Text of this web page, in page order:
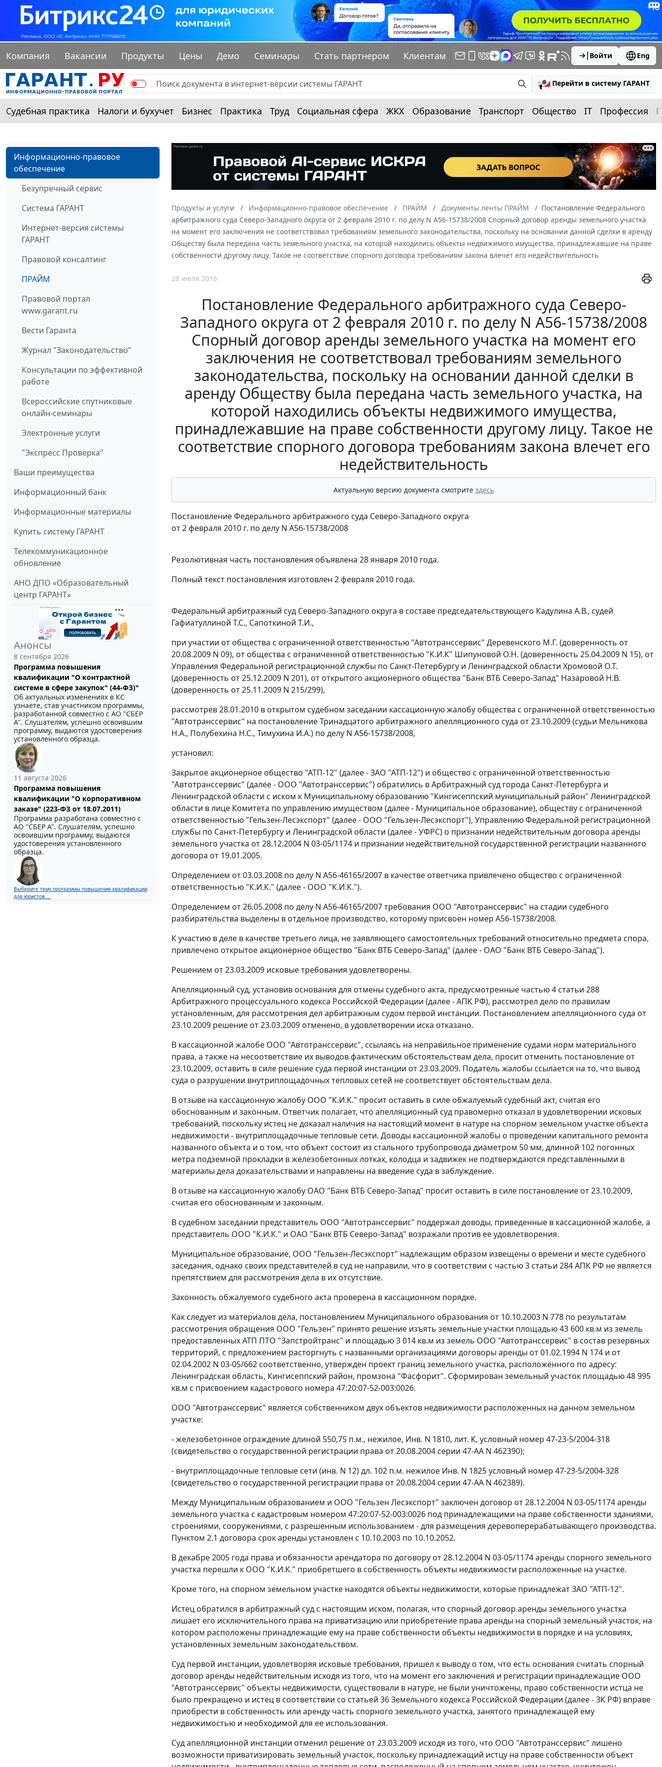
Компания Вакансии Продукты Цены Демо Семинары Стать партнером Клиентам Войти Eng
Перейти в систему ГАРАНТ
Судебная практика Налоги и бухучет Бизнес Практика Труд Социальная сфера ЖКХ Образование Транспорт Общество IT Профессия
Информационно-правовое
обеспечение
Безупречный сервис
Система ГАРАНТ
Интернет-версия системы
ГАРАНТ
Правовой консалтинг
ПРАЙМ
Правовой портал
www.garant.ru
Вести Гаранта
Журнал "Законодательство"
Консультации по эффективной
работе
Всероссийские спутниковые
онлайн-семинары
Электронные услуги
"Экспресс Проверка"
Ваши преимущества
Информационный банк
Информационные материалы
Купить систему ГАРАНТ
Телекоммуникационное
обновление
АНО ДПО «Образовательный
центр ГАРАНТ»
Анонсы
8 сентября 2026
Программа повышения
квалификации "О контрактной
системе в сфере закупок" (44-ФЗ)"
Об актуальных изменениях в КС
узнаете, став участником программы,
разработанной совместно с АО ''СБЕР
А". Слушателям, успешно освоившим
программу, выдаются удостоверения
установленного образца.
11 августа 2026
Программа повышения
квалификации "О корпоративном
заказе" (223-ФЗ от 18.07.2011)
Программа разработана совместно с
АО ''СБЕР А". Слушателям, успешно
освоившим программу, выдаются
удостоверения установленного
образца.
Выберите тему программы повышения квалификации
для юристов ...
Продукты и услуги Информационно-правовое обеспечение ПРАЙМ Документы ленты ПРАЙМ
Постановление Федерального
арбитражного суда Северо-Западного округа от 2 февраля 2010 г. по делу N А56-15738/2008 Спорный договор аренды земельного участка
на момент его заключения не соответствовал требованиям земельного законодательства, поскольку на основании данной сделки в аренду
Обществу была передана часть земельного участка, на которой находились объекты недвижимого имущества, принадлежавшие на праве
собственности другому лицу. Такое не соответствие спорного договора требованиям закона влечет его недействительность
28 июля 2016
Постановление Федерального арбитражного суда Северо-
Западного округа от 2 февраля 2010 г. по делу N А56-15738/2008
Спорный договор аренды земельного участка на момент его
заключения не соответствовал требованиям земельного
законодательства, поскольку на основании данной сделки в
аренду Обществу была передана часть земельного участка, на
которой находились объекты недвижимого имущества,
принадлежавшие на праве собственности другому лицу. Такое не
соответствие спорного договора требованиям закона влечет его
недействительность
Актуальную версию документа смотрите здесь
Постановление Федерального арбитражного суда Северо-Западного округа
от 2 февраля 2010 г. по делу N А56-15738/2008
Резолютивная часть постановления объявлена 28 января 2010 года.
Полный текст постановления изготовлен 2 февраля 2010 года.
Федеральный арбитражный суд Северо-Западного округа в составе председательствующего Кадулина А.В., судей
Гафиатуллиной Т.С., Сапоткиной Т.И.,
при участии от общества с ограниченной ответственностью "Автотранссервис" Деревенского М.Г. (доверенность от
20.08.2009 N 09), от общества с ограниченной ответственностью "К.И.К" Шипуновой О.Н. (доверенность 25.04.2009 N 15), от
Управления Федеральной регистрационной службы по Санкт-Петербургу и Ленинградской области Хромовой О.Т.
(доверенность от 25.12.2009 N 201), от открытого акционерного общества "Банк ВТБ Северо-Запад" Назаровой Н.В.
(доверенность от 25.11.2009 N 215/299),
рассмотрев 28.01.2010 в открытом судебном заседании кассационную жалобу общества с ограниченной ответственностью
"Автотранссервис" на постановлениеТринадцатого арбитражного апелляционного суда от 23.10.2009 (судьи Мельникова
Н.А., Полубехина Н.С., Тимухина И.А.) по делу N А56-15738/2008,
установил:
Закрытое акционерное общество "АТП-12" (далее - ЗАО "АТП-12") и общество с ограниченной ответственностью
"Автотранссервис" (далее - ООО "Автотранссервис") обратились в Арбитражный суд города Санкт-Петербурга и
Ленинградской области с иском к Муниципальному образованию "Кингисеппский муниципальный район" Ленинградской
области в лице Комитета по управлению имуществом (далее - Муниципальное образование), обществу с ограниченной
ответственностью "Гельзен-Лесэкспорт" (далее - ООО "Гельзен-Лесэкспорт"), Управлению Федеральной регистрационной
службы по Санкт-Петербургу и Ленинградской области (далее - УФРС) о признании недействительным договора аренды
земельного участка от 28.12.2004 N 03-05/1174 и признании недействительной государственной регистрации названного
договора от 19.01.2005.
Определением от 03.03.2008 по делу N А56-46165/2007 в качестве ответчика привлечено общество с ограниченной
ответственностью "К.И.К." (далее - ООО "К.И.К.").
Определением от 26.05.2008 по делу N А56-46165/2007 требования ООО "Автотранссервис" на стадии судебного
разбирательства выделены в отдельное производство, которому присвоен номер А56-15738/2008.
К участию в деле в качестве третьего лица, не заявляющего самостоятельных требований относительно предмета спора,
привлечено открытое акционерное общество "Банк ВТБ Северо-Запад" (далее - ОАО "Банк ВТБ Северо-Запад").
Решением от 23.03.2009 исковые требования удовлетворены.
Апелляционный суд, установив основания для отмены судебного акта, предусмотренные частью 4 статьи 288
Арбитражного процессуального кодекса Российской Федерации (далее - АПК РФ), рассмотрел дело по правилам
установленным, для рассмотрения дел арбитражным судом первой инстанции. Постановлением апелляционного суда от
23.10.2009 решение от 23.03.2009 отменено, в удовлетворении иска отказано.
В кассационной жалобе ООО "Автотранссервис", ссылаясь на неправильное применение судами норм материального
права, а также на несоответствие их выводов фактическим обстоятельствам дела, просит отменить постановление от
23.10.2009, оставить в силе решение суда первой инстанции от 23.03.2009. Податель жалобы ссылается на то, что вывод
суда о разрушении внутриплощадочных тепловых сетей не соответствует обстоятельствам дела.
В отзыве на кассационную жалобу ООО "К.И.К." просит оставить в силе обжалуемый судебный акт, считая его
обоснованным и законным. Ответчик полагает, что апелляционный суд правомерно отказал в удовлетворении исковых
требований, поскольку истец не доказал наличия на настоящий момент в натуре на спорном земельном участке объекта
недвижимости - внутриплощадочные тепловые сети. Доводы кассационной жалобы о проведении капитального ремонта
названного объекта и о том, что объект состоит из стального трубопровода диаметром 50 мм, длинной 102 погонных
метра подземной прокладки в железобетонных лотках, колодца и задвижек не подтверждаются представленными в
материалы дела доказательствами и направлены на введение суда в заблуждение.
В отзыве на кассационную жалобу ОАО "Банк ВТБ Северо-Запад" просит оставить в силе постановление от 23.10.2009,
считая его обоснованным и законным.
В судебном заседании представитель ООО "Автотранссервис" поддержал доводы, приведенные в кассационной жалобе, а
представитель ООО "К.И.К." и ОАО "Банк ВТБ Северо-Запад" возражали против ее удовлетворения.
Муниципальное образование, ООО "Гельзен-Лесэкспорт" надлежащим образом извещены о времени и месте судебного
заседания, однако своих представителей в суд не направили, что в соответствии с частью 3 статьи 284АПК РФ не является
препятствием для рассмотрения дела в их отсутствие.
Законность обжалуемого судебного акта проверена в кассационном порядке.
Как следует из материалов дела, постановлением Муниципального образования от 10.10.2003 N 778 по результатам
рассмотрения обращения ООО "Гельзен" принято решение изъять земельные участки площадью 43 600 кв.м из земель
предоставленных АТП ПТО "Запстройтранс" и площадью 3 014 кв.м из земель ООО "Автотранссервис" в состав резервных
территорий, с предложением расторгнуть с названными организациями договоры аренды от 01.02.1994 N 174 и от
02.04.2002 N 03-05/662 соответственно, утвержден проект границ земельного участка, расположенного по адресу:
Ленинградская область, Кингисеппский район, промзона "Фасфорит". Сформирован земельный участок площадью 48 995
кв.м с присвоением кадастрового номера 47:20:07-52-003:0026.
ООО "Автотранссервис" является собственником двух объектов недвижимости расположенных на данном земельном
участке:
- железобетонное ограждение длиной 550,75 п.м., нежилое, Инв. N 1810, лит. К, условный номер 47-23-5/2004-318
(свидетельство о государственной регистрации права от 20.08.2004 серии 47-АА N 462390);
- внутриплощадочные тепловые сети (инв. N 12) дл. 102 п.м. нежилое Инв. N 1825 условный номер 47-23-5/2004-328
(свидетельство о государственной регистрации права от 20.08.2004 серии 47-АА N 462389).
Между Муниципальным образованием и ООО "Гельзен Лесэкспорт" заключен договор от 28.12.2004 N 03-05/1174 аренды
земельного участка с кадастровым номером 47:20:07-52-003:0026 под принадлежащими на праве собственности зданиями,
строениями, сооружениями, с разрешенным использованием - для размещения деревоперерабатывающего производства.
Пунктом 2.1 договора срок аренды установлен с 10.10.2003 по 10.10.2052.
В декабре 2005 года права и обязанности арендатора по договору от 28.12.2004 N 03-05/1174 аренды спорного земельного
участка перешли к ООО "К.И.К." приобретшего в собственность объекты недвижимости расположенные на участке.
Кроме того, на спорном земельном участке находятся объекты недвижимости, которые принадлежат ЗАО "АТП-12".
Истец обратился в арбитражный суд с настоящим иском, полагая, что спорный договор аренды земельного участка
лишает его исключительного права на приватизацию или приобретение права аренды на спорный земельный участок, на
котором расположены принадлежащие ему на праве собственности объекты недвижимости в порядке и на условиях,
установленныхземельным законодательством.
Суд первой инстанции, удовлетворяя исковые требования, пришел к выводу о том, что есть основания считать спорный
договор аренды недействительным исходя из того, что на момент его заключения и регистрации принадлежащие ООО
"Автотранссервис" объекты недвижимости, существовали в натуре, не были уничтожены, право собственности истца не
было прекращено и истец в соответствии со статьей 36Земельного кодекса Российской Федерации (далее - ЗК РФ) вправе
приобрести в собственность или аренду часть спорного земельного участка, занятого принадлежащей ему
недвижимостью и необходимой для ее использования.
Суд апелляционной инстанции отменил решение от 23.03.2009 исходя из того, что ООО "Автотранссервис" лишено
возможности приватизировать земельный участок, поскольку принадлежащий истцу на праве собственности объект